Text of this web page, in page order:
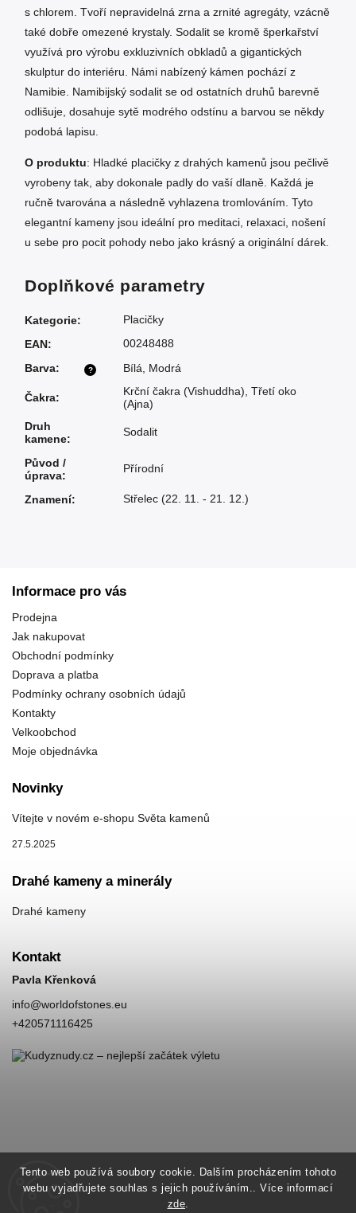
Tento web používá soubory cookie. Dalším procházením tohoto
webu vyjadřujete souhlas s jejich používáním.. Více informací
zde.
s chlorem. Tvoří nepravidelná zrna a zrnité agregáty, vzácně
také dobře omezené krystaly. Sodalit se kromě šperkařství
využívá pro výrobu exkluzivních obkladů a gigantických
skulptur do interiéru. Námi nabízený kámen pochází z
Namibie. Namibijský sodalit se od ostatních druhů barevně
odlišuje, dosahuje sytě modrého odstínu a barvou se někdy
podobá lapisu.
O produktu: Hladké placičky z drahých kamenů jsou pečlivě
vyrobeny tak, aby dokonale padly do vaší dlaně. Každá je
ručně tvarována a následně vyhlazena tromlováním. Tyto
elegantní kameny jsou ideální pro meditaci, relaxaci, nošení
u sebe pro pocit pohody nebo jako krásný a originální dárek.
Doplňkové parametry
Kategorie:
Placičky
EAN: 00248488
?
Barva: Bílá Modrá
Čakra: Krční čakra (Vishuddha) Třetí oko
(Ajna)
Druh
kamene:
Sodalit
Původ /
úprava:
Přírodní
Znamení: Střelec (22. 11. - 21. 12.)
Informace pro vás
Prodejna
Jak nakupovat
Obchodní podmínky
Doprava a platba
Podmínky ochrany osobních údajů
Kontakty
Velkoobchod
Moje objednávka
Novinky
Vítejte v novém e-shopu Světa kamenů
27.5.2025
Drahé kameny a minerály
Drahé kameny
Kontakt
Pavla Křenková
info@worldofstones.eu
+420571116425